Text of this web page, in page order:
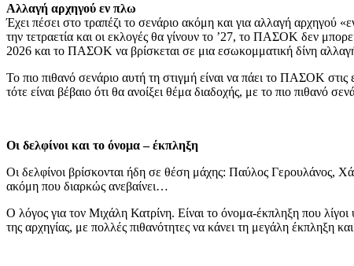
Αλλαγή αρχηγού εν πλω
Έχει πέσει στο τραπέζι το σενάριο ακόμη και για αλλαγή
την τετραετία και οι εκλογές θα γίνουν το ’27, το ΠΑΣΟΚ δεν
2026 και το ΠΑΣΟΚ να βρίσκεται σε μια εσωκομματική δίνη
Το πιο πιθανό σενάριο αυτή τη στιγμή είναι να πάει το ΠΑΣΟΚ
τότε είναι βέβαιο ότι θα ανοίξει θέμα διαδοχής, με το πιο πιθανό
Οι δελφίνοι και το όνομα – έκπληξη
Οι δελφίνοι βρίσκονται ήδη σε θέση μάχης: Παύλος Γερουλάνος,
ακόμη που διαρκώς ανεβαίνει…
Ο λόγος για τον Μιχάλη Κατρίνη. Είναι το όνομα-έκπληξη που
της αρχηγίας, με πολλές πιθανότητες να κάνει τη μεγάλη έκπληξη